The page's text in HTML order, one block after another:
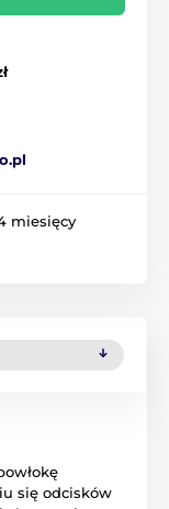
miesięcy
się odcisków